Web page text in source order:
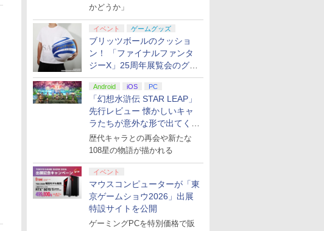
かどうか」
イベント ゲームグッズ
ブリッツボールのクッショ
ン！ 「ファイナルファンタ
ジーX」25周年展覧会のグッ
ズ情報が公開
Android iOS PC
「幻想水滸伝 STAR LEAP」
先行レビュー 懐かしいキャ
ラたちが意外な形で出てくる
シリーズ完全新作！
歴代キャラとの再会や新たな
108星の物語が描かれる
イベント
マウスコンピューターが「東
京ゲームショウ2026」出展
特設サイトを公開
ゲーミングPCを特別価格で販